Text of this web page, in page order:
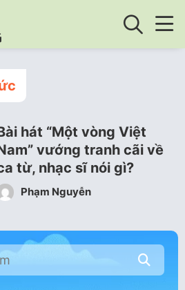
hát “Một vòng Việt
vướng tranh cãi về
từ, nhạc sĩ nói gì?
Phạm Nguyễn